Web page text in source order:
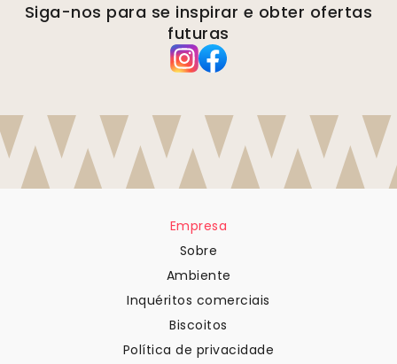
Siga-nos para se inspirar e obter ofertas
futuras
Empresa
Sobre
Ambiente
Inquéritos comerciais
Biscoitos
Política de privacidade